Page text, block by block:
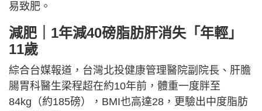
易致肥。
減肥｜1年減40磅脂肪肝消失「年輕」
11歲
綜合台媒報道，台灣北投健康管理醫院副院長、肝膽
腸胃科醫生梁程超在約10年前，體重一度胖至
84kg（約185磅），BMI也高達28，更驗出中度脂肪